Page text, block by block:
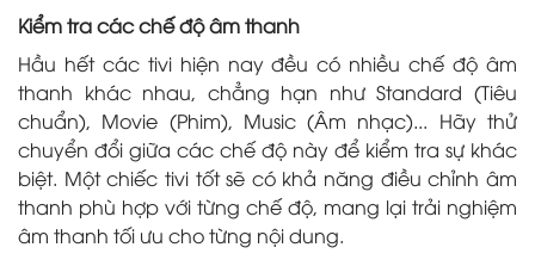
Kiểm tra các chế độ âm thanh
Hầu hết các tivi hiện nay đều có nhiều chế độ âm
thanh khác nhau, chẳng hạn như Standard (Tiêu
chuẩn), Movie (Phim), Music (Âm nhạc)... Hãy thử
chuyển đổi giữa các chế độ này để kiểm tra sự khác
biệt. Một chiếc tivi tốt sẽ có khả năng điều chỉnh âm
thanh phù hợp với từng chế độ, mang lại trải nghiệm
âm thanh tối ưu cho từng nội dung.